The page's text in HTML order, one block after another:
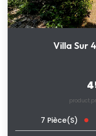
Villa Sur
7 Pièce(s)